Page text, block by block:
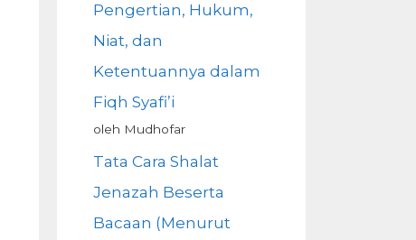
Pengertian, Hukum,
Niat, dan
Ketentuannya dalam
Fiqh Syafi’i
oleh Mudhofar
Tata Cara Shalat
Jenazah Beserta
Bacaan (Menurut